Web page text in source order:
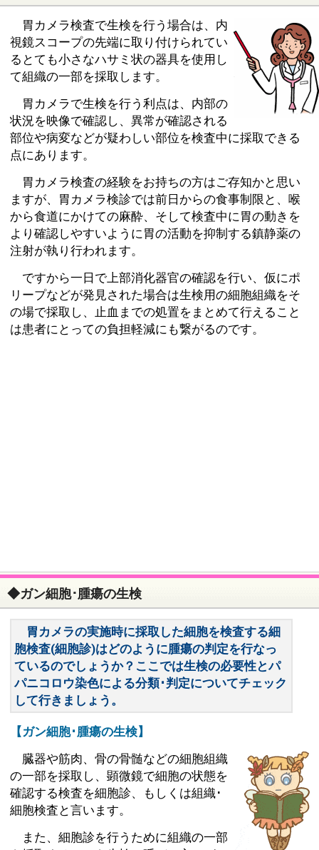
胃カメラ検査で生検を行う場合は、内
視鏡スコープの先端に取り付けられてい
るとても小さなハサミ状の器具を使用し
て組織の一部を採取します。
胃カメラで生検を行う利点は、内部の
状況を映像で確認し、異常が確認される
部位や病変などが疑わしい部位を検査中に採取できる
点にあります。
胃カメラ検査の経験をお持ちの方はご存知かと思い
ますが、胃カメラ検診では前日からの食事制限と、喉
から食道にかけての麻酔、そして検査中に胃の動きを
より確認しやすいように胃の活動を抑制する鎮静薬の
注射が執り行われます。
ですから一日で上部消化器官の確認を行い、仮にポ
リープなどが発見された場合は生検用の細胞組織をそ
の場で採取し、止血までの処置をまとめて行えること
は患者にとっての負担軽減にも繋がるのです。
◆ガン細胞･腫瘍の生検
胃カメラの実施時に採取した細胞を検査する細
胞検査(細胞診)はどのように腫瘍の判定を行なっ
ているのでしょうか？ここでは生検の必要性とパ
パニコロウ染色による分類･判定についてチェック
して行きましょう。
【ガン細胞･腫瘍の生検】
臓器や筋肉、骨の骨髄などの細胞組織
の一部を採取し、顕微鏡で細胞の状態を
確認する検査を細胞診、もしくは組織･
細胞検査と言います。
また、細胞診を行うために組織の一部